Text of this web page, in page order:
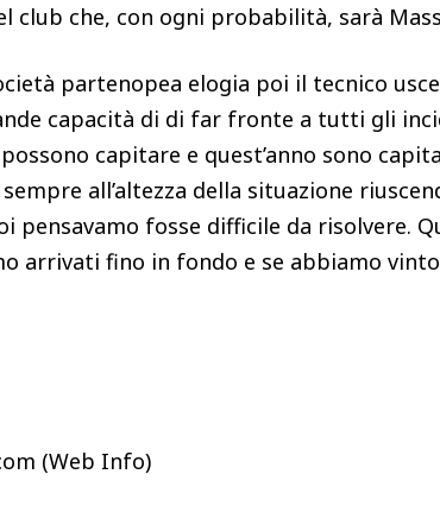
club che, con ogni probabilità, sarà
partenopea elogia poi il tecnico
capacità di di far fronte a tutti gli
capitare e quest’anno sono
all’altezza della situazione
pensavamo fosse difficile da risolvere.
arrivati fino in fondo e se abbiamo
(Web Info)